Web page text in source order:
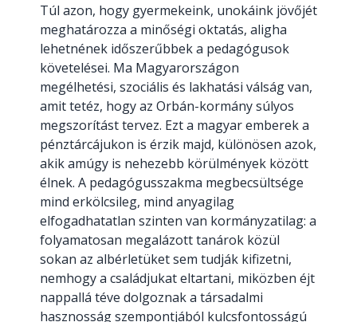
Túl azon, hogy gyermekeink, unokáink jövőjét
meghatározza a minőségi oktatás, aligha
lehetnének időszerűbbek a pedagógusok
követelései. Ma Magyarországon
megélhetési, szociális és lakhatási válság van,
amit tetéz, hogy az Orbán-kormány súlyos
megszorítást tervez. Ezt a magyar emberek a
pénztárcájukon is érzik majd, különösen azok,
akik amúgy is nehezebb körülmények között
élnek. A pedagógusszakma megbecsültsége
mind erkölcsileg, mind anyagilag
elfogadhatatlan szinten van kormányzatilag: a
folyamatosan megalázott tanárok közül
sokan az albérletüket sem tudják kifizetni,
nemhogy a családjukat eltartani, miközben éjt
nappallá téve dolgoznak a társadalmi
hasznosság szempontjából kulcsfontosságú